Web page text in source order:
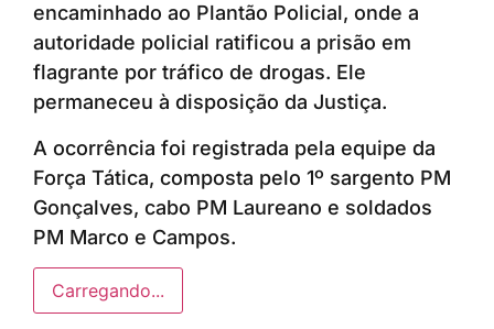
encaminhado ao Plantão Policial, onde a
autoridade policial ratificou a prisão em
flagrante por tráfico de drogas. Ele
permaneceu à disposição da Justiça.
A ocorrência foi registrada pela equipe da
Força Tática, composta pelo 1º sargento PM
Gonçalves, cabo PM Laureano e soldados
PM Marco e Campos.
Carregando...